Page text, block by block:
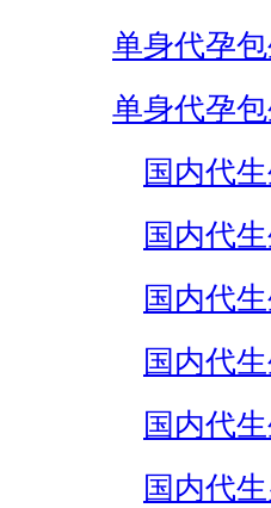
单身代孕
单身代孕
国内代
国内代
国内代
国内代
国内代
国内代